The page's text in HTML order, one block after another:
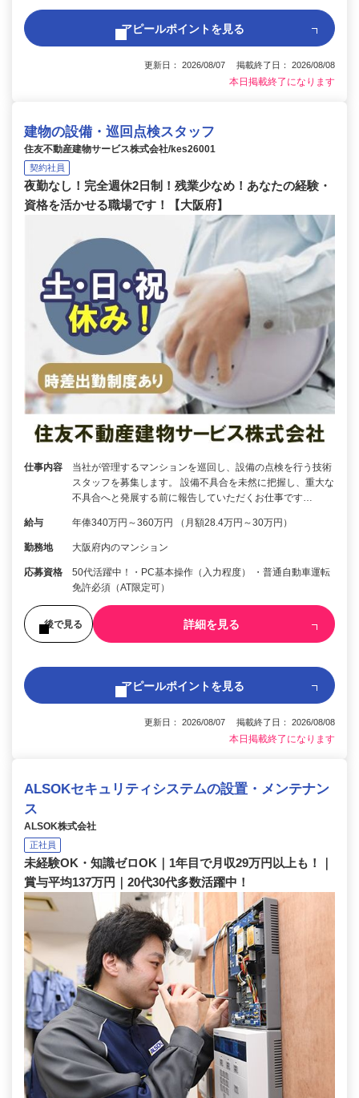
アピールポイントを見る
更新日： 2026/08/07 掲載終了日： 2026/08/08
本日掲載終了になります
建物の設備・巡回点検スタッフ
住友不動産建物サービス株式会社/kes26001
契約社員
夜勤なし！完全週休2日制！残業少なめ！あなたの経験・
資格を活かせる職場です！【大阪府】
仕事内容
当社が管理するマンションを巡回し、設備の点検を行う技術
スタッフを募集します。 設備不具合を未然に把握し、重大な
不具合へと発展する前に報告していただくお仕事です…
給与 年俸340万円～360万円 （月額28.4万円～30万円）
勤務地 大阪府内のマンション
応募資格
50代活躍中！・PC基本操作（入力程度） ・普通自動車運転
免許必須（AT限定可）
後で見る 詳細を見る
アピールポイントを見る
更新日： 2026/08/07 掲載終了日： 2026/08/08
本日掲載終了になります
ALSOKセキュリティシステムの設置・メンテナン
ス
ALSOK株式会社
正社員
未経験OK・知識ゼロOK｜1年目で月収29万円以上も！｜
賞与平均137万円｜20代30代多数活躍中！